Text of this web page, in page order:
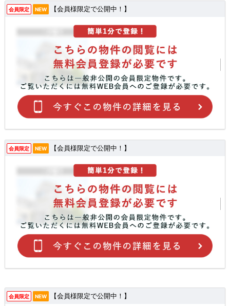
会員限定 NEW 【会員様限定で公開中！】
会員限定 NEW 【会員様限定で公開中！】
会員限定 NEW 【会員様限定で公開中！】